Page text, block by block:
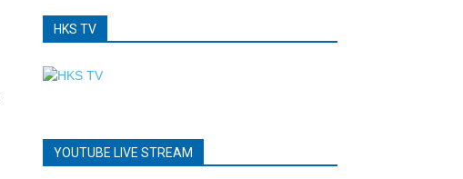
HKS TV
YOUTUBE LIVE STREAM